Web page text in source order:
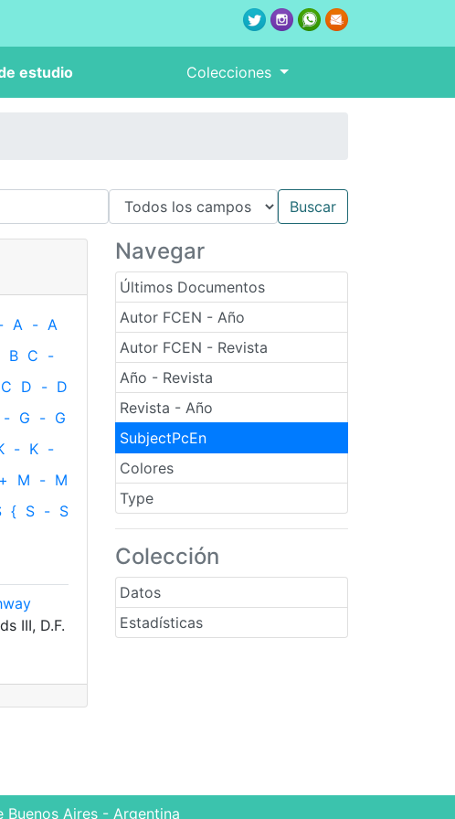
estudio Colecciones
Navegar
Últimos Documentos
Autor FCEN - Año
Autor FCEN - Revista
Año - Revista
Revista - Año
SubjectPcEn
Colores
Type
Colección
Datos
Estadísticas
A - A
B C -
C D - D
- G - G
- K -
+ M - M
{ S - S
III, D.F.
Aires - Argentina